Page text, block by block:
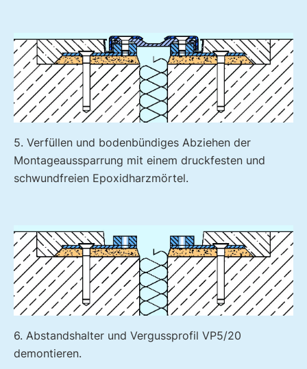
5. Verfüllen und bodenbündiges Abziehen der
Montageaussparrung mit einem druckfesten und
schwundfreien Epoxidharzmörtel.
6. Abstandshalter und Vergussprofil VP5/20
demontieren.